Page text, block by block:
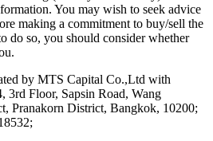
You may wish to seek advice
making a commitment to buy/sell the
do so, you should consider whether
by MTS Capital Co.,Ltd with
3rd Floor, Sapsin Road, Wang
Pranakorn District, Bangkok, 10200;